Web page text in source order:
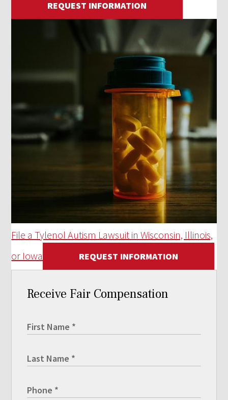
REQUEST INFORMATION
File a Tylenol Autism Lawsuit in Wisconsin, Illinois,
or Iowa
REQUEST INFORMATION
Receive Fair Compensation